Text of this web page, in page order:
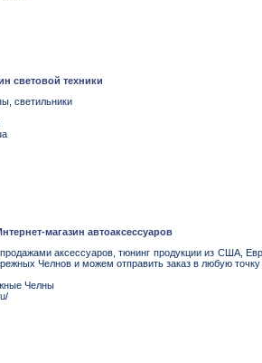
световой техники
светильники
магазин автоаксессуаров
аксессуаров, тюнинг продукции из США,
Челнов и можем отправить заказ в любую точку
Челны